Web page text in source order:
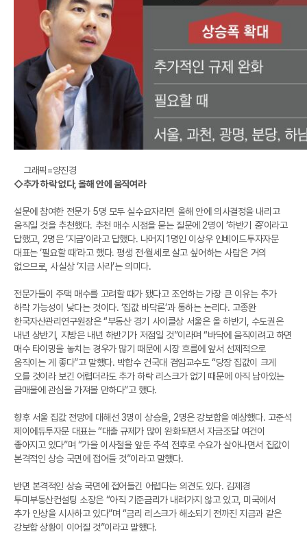
그래픽=양진경
◇추가 하락 없다, 올해 안에 움직여라
설문에 참여한 전문가 5명 모두 실수요자라면 올해 안에 의사결정을 내리고
움직일 것을 추천했다. 추천 매수 시점을 묻는 질문에 2명이 ‘하반기 중’이라고
답했고, 2명은 ‘지금’이라고 답했다. 나머지 1명인 이상우 인베이드투자자문
대표는 ‘필요할 때’라고 했다. 평생 전·월세로 살고 싶어하는 사람은 거의
없으므로, 사실상 ‘지금 사라’는 의미다.
전문가들이 주택 매수를 고려할 때가 됐다고 조언하는 가장 큰 이유는 추가
하락 가능성이 낮다는 것이다. ‘집값 바닥론’과 통하는 논리다. 고종완
한국자산관리연구원장은 “부동산 경기 사이클상 서울은 올 하반기, 수도권은
내년 상반기, 지방은 내년 하반기가 저점일 것”이라며 “바닥에 움직이려고 하면
매수 타이밍을 놓치는 경우가 많기 때문에 시장 흐름에 앞서 선제적으로
움직이는 게 좋다”고 말했다. 박합수 건국대 겸임교수도 “당장 집값이 크게
오를 것이라 보긴 어렵더라도 추가 하락 리스크가 없기 때문에 아직 남아있는
급매물에 관심을 가져볼 만하다”고 했다.
향후 서울 집값 전망에 대해선 3명이 상승을, 2명은 강보합을 예상했다. 고준석
제이에듀투자문 대표는 “대출 규제가 많이 완화되면서 자금조달 여건이
좋아지고 있다”며 “가을 이사철을 앞둔 추석 전후로 수요가 살아나면서 집값이
본격적인 상승 국면에 접어들 것”이라고 말했다.
반면 본격적인 상승 국면에 접어들긴 어렵다는 의견도 있다. 김제경
투미부동산컨설팅 소장은 “아직 기준금리가 내려가지 않고 있고, 미국에서
추가 인상을 시사하고 있다”며 “금리 리스크가 해소되기 전까진 지금과 같은
강보합 상황이 이어질 것”이라고 말했다.